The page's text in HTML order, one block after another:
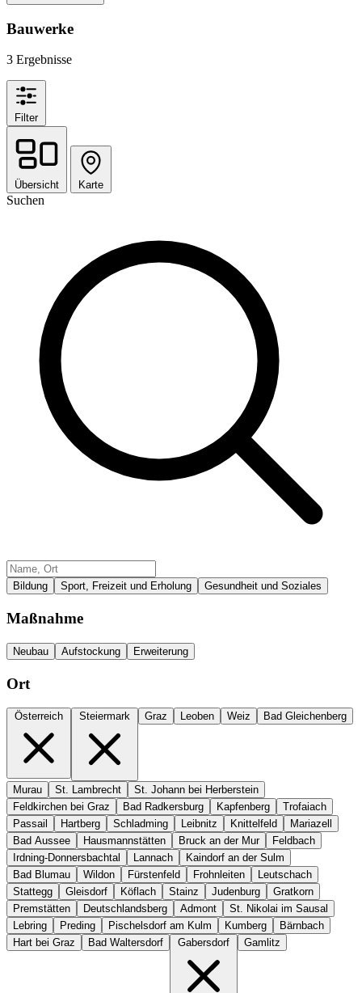
Bauwerke
3 Ergebnisse
Filter
Übersicht Karte
Suchen
Bildung Sport, Freizeit und Erholung Gesundheit und Soziales
Maßnahme
Neubau Aufstockung Erweiterung
Ort
Österreich Steiermark Graz Leoben Weiz Bad Gleichenberg
Murau St. Lambrecht
St. Johann bei Herberstein
Feldkirchen bei Graz
Bad Radkersburg Kapfenberg
Trofaiach
Passail
Hartberg Schladming Leibnitz Knittelfeld
Mariazell
Bad Aussee
Hausmannstätten Bruck an der Mur
Feldbach
Irdning-Donnersbachtal
Lannach
Kaindorf an der Sulm
Bad Blumau
Wildon Fürstenfeld Frohnleiten
Leutschach
Stattegg
Gleisdorf Köflach Stainz Judenburg
Gratkorn
Premstätten
Deutschlandsberg Admont
St. Nikolai im Sausal
Lebring
Preding Pischelsdorf am Kulm Kumberg
Bärnbach
Hart bei Graz
Bad Waltersdorf Gabersdorf Gamlitz